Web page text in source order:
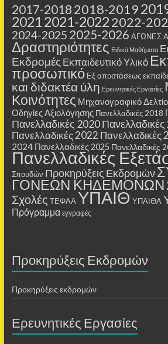
2017-2018 2018-2019
20212021-20222022-
2024-2025 2025-2026 ΑΓΩΝΕΣ
Δραστηριότητες Ειδικά Μαθήματα
Εκδρομές Εκπαιδευτικό Υλικό
προσωπικό Εξ αποστάσεως
και διδακτέα ύλη Ερευνητικές Εργασίες
Κοινότητες Μηχανογραφικό Δελτίο
Οδηγίες Αξιολόγησης Πανελλαδικές 2018
Πανελλαδικές 2020
Πανελλαδικές 2022 Πανελλαδικές
2024 Πανελλαδικές 2025 Πανελλαδικές
Πανελλαδικές
Σπουδών Προκηρύξεις Εκδρομών
ΓΟΝΕΩΝ ΚΗΔΕΜΟΝΩΝ
Σχολές ΤΕΦΑΑ ΥΠΑΙΘ ΥΠΑΙΘΑ
Πρόγραμμα εγγραφές
Προκηρύξεις Εκδρομών
Προκηρύξεις εκδρομών
Ερευνητικές Εργασίες